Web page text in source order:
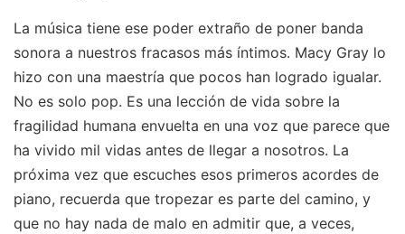
La música tiene ese poder extraño de poner banda
sonora a nuestros fracasos más íntimos. Macy Gray lo
hizo con una maestría que pocos han logrado igualar.
No es solo pop. Es una lección de vida sobre la
fragilidad humana envuelta en una voz que parece que
ha vivido mil vidas antes de llegar a nosotros. La
próxima vez que escuches esos primeros acordes de
piano, recuerda que tropezar es parte del camino, y
que no hay nada de malo en admitir que, a veces,